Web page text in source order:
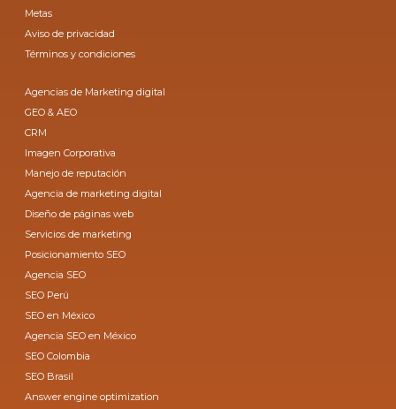
Metas
Aviso de privacidad
Términos y condiciones
Agencias de Marketing digital
GEO & AEO
CRM
Imagen Corporativa
Manejo de reputación
Agencia de marketing digital
Diseño de páginas web
Servicios de marketing
Posicionamiento SEO
Agencia SEO
SEO Perú
SEO en México
Agencia SEO en México
SEO Colombia
SEO Brasil
Answer engine optimization